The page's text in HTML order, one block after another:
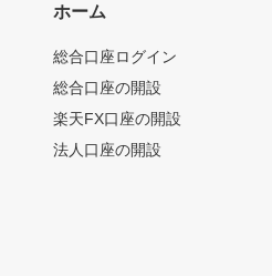
ホーム
総合口座ログイン
総合口座の開設
楽天FX口座の開設
法人口座の開設